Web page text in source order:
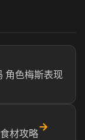
角色梅斯表现
材攻略
→